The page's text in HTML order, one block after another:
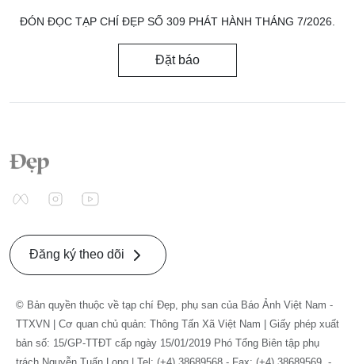
ĐÓN ĐỌC TẠP CHÍ ĐẸP SỐ 309 PHÁT HÀNH THÁNG 7/2026.
Đặt báo
Đăng ký theo dõi
© Bản quyền thuộc về tạp chí Đẹp, phụ san của Báo Ảnh Việt Nam -
TTXVN | Cơ quan chủ quản: Thông Tấn Xã Việt Nam | Giấy phép xuất
bản số: 15/GP-TTĐT cấp ngày 15/01/2019 Phó Tổng Biên tập phụ